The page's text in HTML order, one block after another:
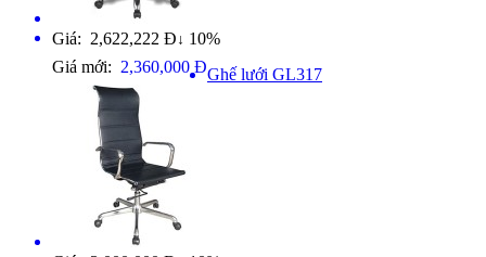
Giá: 2,622,222 Đ ↓ 10%
Giá mới: 2,360,000 ĐGhế lưới GL317